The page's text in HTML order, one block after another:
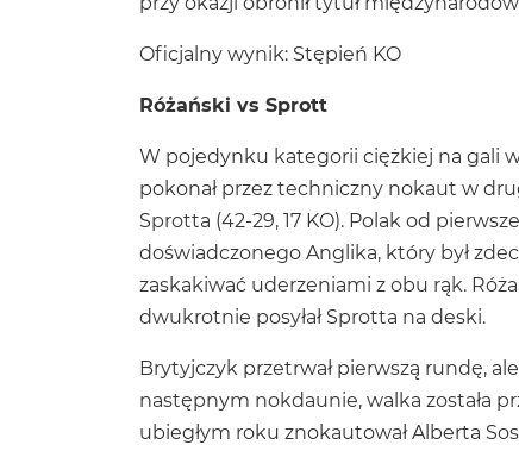
Oficjalny wynik: Stępień KO
Różański vs Sprott
W pojedynku kategorii ciężkiej na gali
pokonał przez techniczny nokaut w
Sprotta (42-29, 17 KO). Polak od
doświadczonego Anglika, który był
zaskakiwać uderzeniami z obu rąk.
dwukrotnie posyłał Sprotta na deski.
Brytyjczyk przetrwał pierwszą rundę,
następnym nokdaunie, walka została
ubiegłym roku znokautował Alberta